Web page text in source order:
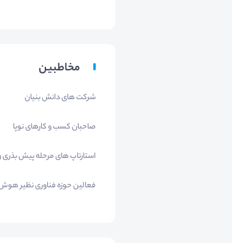
مخاطبین
شرکت های دانش بنیان
صاحبان کسب و کارهای نوپا
استارتاپ های مرحله پیش بذری
فعالین حوزه فناوری نظیر هوش